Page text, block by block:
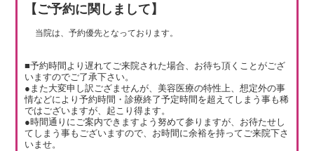
【ご予約に関しまして】
当院は、予約優先となっております。
■予約時間より遅れてご来院された場合、お待ち頂くことがござ
いますのでご了承下さい。
●また大変申し訳ござませんが、美容医療の特性上、想定外の事
情などにより予約時間・診療終了予定時間を超えてしまう事も稀
ではございますが、起こり得ます。
●時間通りにご案内できますよう努めて参りますが、お待たせし
てしまう事もございますので、お時間に余裕を持ってご来院下さ
いませ。